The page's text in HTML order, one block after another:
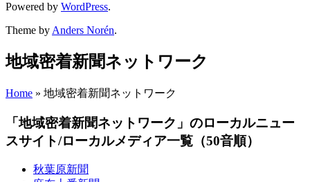
Powered by WordPress.
Theme by Anders Norén.
地域密着新聞ネットワーク
Home » 地域密着新聞ネットワーク
「地域密着新聞ネットワーク」のローカルニュー
スサイト/ローカルメディア一覧（50音順）
秋葉原新聞